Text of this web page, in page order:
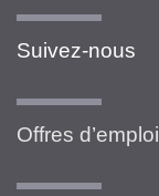
Suivez-nous
Offres d’emploi